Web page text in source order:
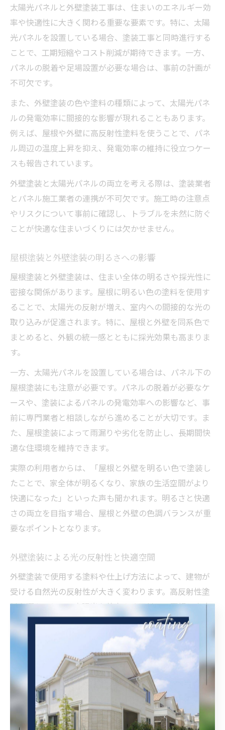
太陽光パネルと外壁塗装工事は、住まいのエネルギー効
率や快適性に大きく関わる重要な要素です。特に、太陽
光パネルを設置している場合、塗装工事と同時進行する
ことで、工期短縮やコスト削減が期待できます。一方、
パネルの脱着や足場設置が必要な場合は、事前の計画が
不可欠です。
また、外壁塗装の色や塗料の種類によって、太陽光パネ
ルの発電効率に間接的な影響が現れることもあります。
例えば、屋根や外壁に高反射性塗料を使うことで、パネ
ル周辺の温度上昇を抑え、発電効率の維持に役立つケー
スも報告されています。
外壁塗装と太陽光パネルの両立を考える際は、塗装業者
とパネル施工業者の連携が不可欠です。施工時の注意点
やリスクについて事前に確認し、トラブルを未然に防ぐ
ことが快適な住まいづくりには欠かせません。
屋根塗装と外壁塗装の明るさへの影響
屋根塗装と外壁塗装は、住まい全体の明るさや採光性に
密接な関係があります。屋根に明るい色の塗料を使用す
ることで、太陽光の反射が増え、室内への間接的な光の
取り込みが促進されます。特に、屋根と外壁を同系色で
まとめると、外観の統一感とともに採光効果も高まりま
す。
一方、太陽光パネルを設置している場合は、パネル下の
屋根塗装にも注意が必要です。パネルの脱着が必要なケ
ースや、塗装によるパネルの発電効率への影響など、事
前に専門業者と相談しながら進めることが大切です。ま
た、屋根塗装によって雨漏りや劣化を防止し、長期間快
適な住環境を維持できます。
実際の利用者からは、「屋根と外壁を明るい色で塗装し
たことで、家全体が明るくなり、家族の生活空間がより
快適になった」といった声も聞かれます。明るさと快適
さの両立を目指す場合、屋根と外壁の色調バランスが重
要なポイントとなります。
外壁塗装による光の反射性と快適空間
外壁塗装で使用する塗料や仕上げ方法によって、建物が
受ける自然光の反射性が大きく変わります。高反射性塗
料を選ぶことで、太陽光を効率よく反射し、夏場の室内
温度上昇を抑える効果も期待できます。これにより、冷
房の使用頻度が減り、省エネや電気代の節約にもつなが
また、反射性の高い外壁は、日中の室内をより明るく保
つことができ、朝や夕方の薄暗い時間帯でも自然な明る
さを感じることが可能です。ただし、過度な光の反射は
近隣への配慮も必要となるため、周囲の環境や建物の向